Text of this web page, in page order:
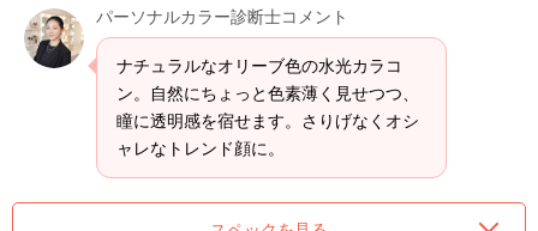
パーソナルカラー診断士コメント
ナチュラルなオリーブ色の水光カラコ
ン。自然にちょっと色素薄く見せつつ、
瞳に透明感を宿せます。さりげなくオシ
ャレなトレンド顔に。